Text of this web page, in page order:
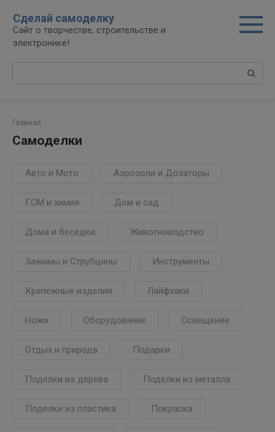
контенту
Сделай самоделку
Сайт о творчестве, строительстве и
электронике!
Главная
Самоделки
Авто и Мото Аэрозоли и Дозаторы
ГСМ и химия Дом и сад
Дома и беседки Животноводство
Зажимы и Струбцины Инструменты
Крепёжные изделия Лайфхаки
Ножи Оборудование Освещение
Отдых и природа Подарки
Поделки из дерева Поделки из металла
Поделки из пластика Покраска